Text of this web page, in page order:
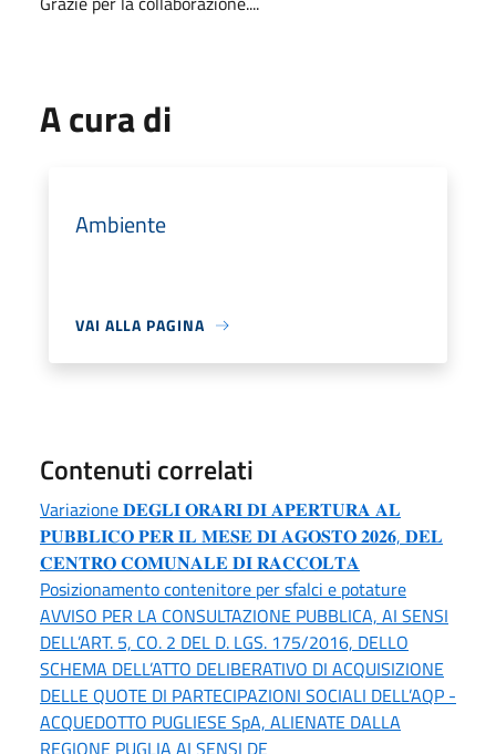
A cura di
Ambiente
VAI ALLA PAGINA
Contenuti correlati
Variazione 𝐃𝐄𝐆𝐋𝐈 𝐎𝐑𝐀𝐑𝐈 𝐃𝐈 𝐀𝐏𝐄𝐑𝐓𝐔𝐑𝐀 𝐀𝐋
𝐏𝐔𝐁𝐁𝐋𝐈𝐂𝐎 𝐏𝐄𝐑 𝐈𝐋 𝐌𝐄𝐒𝐄 𝐃𝐈 𝐀𝐆𝐎𝐒𝐓𝐎 𝟐𝟎𝟐𝟔, 𝐃𝐄𝐋
𝐂𝐄𝐍𝐓𝐑𝐎 𝐂𝐎𝐌𝐔𝐍𝐀𝐋𝐄 𝐃𝐈 𝐑𝐀𝐂𝐂𝐎𝐋𝐓𝐀
Posizionamento contenitore per sfalci e potature
AVVISO PER LA CONSULTAZIONE PUBBLICA, AI SENSI
DELL’ART. 5, CO. 2 DEL D. LGS. 175/2016, DELLO
SCHEMA DELL’ATTO DELIBERATIVO DI ACQUISIZIONE
DELLE QUOTE DI PARTECIPAZIONI SOCIALI DELL’AQP -
ACQUEDOTTO PUGLIESE SpA, ALIENATE DALLA
REGIONE PUGLIA AI SENSI DE